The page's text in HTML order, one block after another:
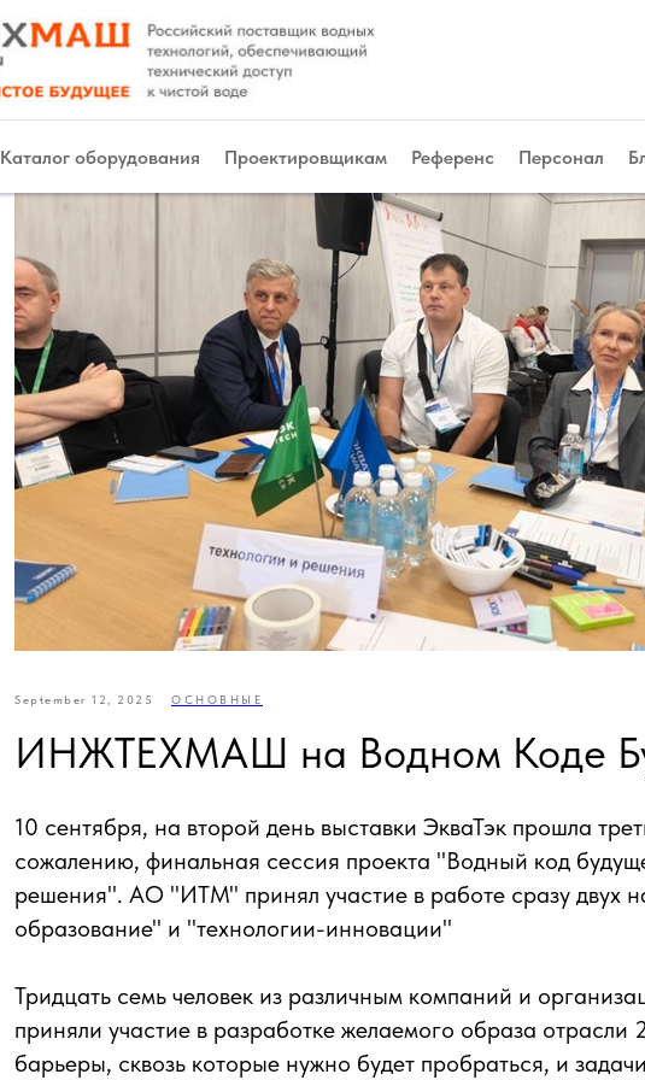
Каталог оборудования Проектировщикам Референс Персонал
September 12, 2025 ОСНОВНЫЕ
ИНЖТЕХМАШ на Водном Коде
10 сентября, на второй день выставки ЭкваТэк прошла
сожалению, финальная сессия проекта "Водный код
решения". АО "ИТМ" принял участие в работе сразу двух
образование" и "технологии-инновации"
Тридцать семь человек из различным компаний и
приняли участие в разработке желаемого образа
барьеры, сквозь которые нужно будет пробраться, и